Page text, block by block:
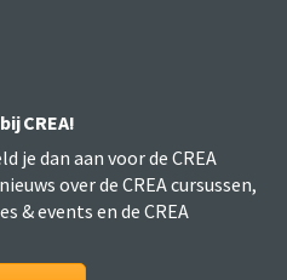
CREA!
je dan aan voor de CREA
over de CREA cursussen,
& events en de CREA